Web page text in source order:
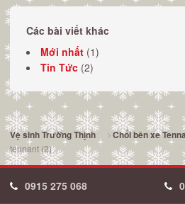
Các bài viết khác
Mới nhất(1)
Tin Tức(2)
Vệ sinh Trường Thịnh Chổi bên xe
tennant (2)
0915 275 068